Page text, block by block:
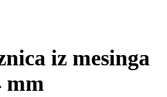
iz mesinga
mm